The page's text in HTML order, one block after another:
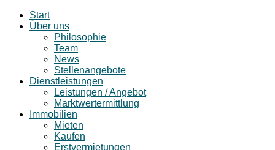
Start
Über uns
Philosophie
Team
News
Stellenangebote
Dienstleistungen
Leistungen / Angebot
Marktwertermittlung
Immobilien
Mieten
Kaufen
Erstvermietungen